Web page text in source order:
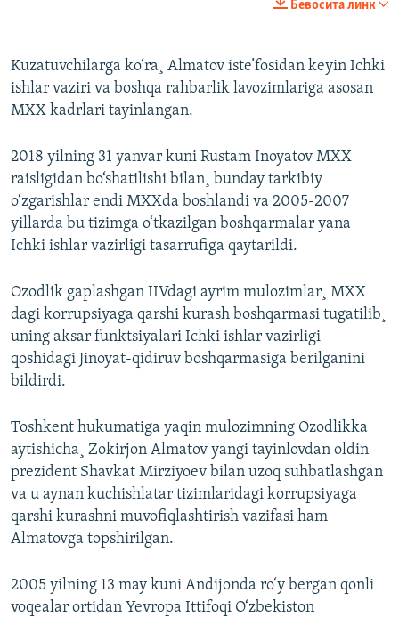
Бевосита линк
Kuzatuvchilarga ko‘ra¸ Almatov iste’fosidan keyin Ichki
ishlar vaziri va boshqa rahbarlik lavozimlariga asosan
MXX kadrlari tayinlangan.
2018 yilning 31 yanvar kuni Rustam Inoyatov MXX
raisligidan bo‘shatilishi bilan¸ bunday tarkibiy
o‘zgarishlar endi MXXda boshlandi va 2005-2007
yillarda bu tizimga o‘tkazilgan boshqarmalar yana
Ichki ishlar vazirligi tasarrufiga qaytarildi.
Ozodlik gaplashgan IIVdagi ayrim mulozimlar¸ MXX
dagi korrupsiyaga qarshi kurash boshqarmasi tugatilib¸
uning aksar funktsiyalari Ichki ishlar vazirligi
qoshidagi Jinoyat-qidiruv boshqarmasiga berilganini
bildirdi.
Toshkent hukumatiga yaqin mulozimning Ozodlikka
aytishicha¸ Zokirjon Almatov yangi tayinlovdan oldin
prezident Shavkat Mirziyoev bilan uzoq suhbatlashgan
va u aynan kuchishlatar tizimlaridagi korrupsiyaga
qarshi kurashni muvofiqlashtirish vazifasi ham
Almatovga topshirilgan.
2005 yilning 13 may kuni Andijonda ro‘y bergan qonli
voqealar ortidan Yevropa Ittifoqi O‘zbekiston